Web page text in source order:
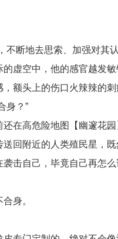
不断地去思索、加强对其
虚空中，他的感官越发敏
，额头上的伤口火辣辣的
身？”
在高危险地图【幽邃花
回附近的人类殖民星，
击自己，毕竟自己再怎
身。